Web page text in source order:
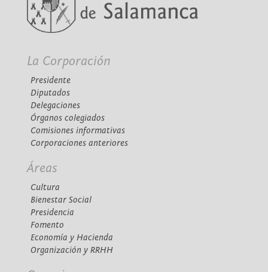
La Corporación
Presidente
Diputados
Delegaciones
Órganos colegiados
Comisiones informativas
Corporaciones anteriores
Áreas
Cultura
Bienestar Social
Presidencia
Fomento
Economía y Hacienda
Organización y RRHH